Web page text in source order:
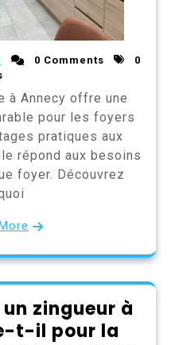
0 Comments
0
à Annecy offre une
pour les foyers
pratiques aux
répond aux besoins
foyer. Découvrez
zingueur à
t-il pour la